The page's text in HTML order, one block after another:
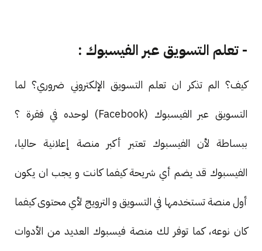
- تعلم التسويق عبر الفيسبوك :
كيف؟ الم تذكر ان تعلم التسويق الإلكتروني ضروري؟ لما
التسويق عبر الفيسبوك (Facebook) لوحده في فقرة ؟
ببساطة لأن الفيسبوك تعتبر أكبر منصة إعلانية حاليا،
الفيسبوك قد يضم أي شريحة كيفما كانت و يجب ان يكون
أول منصة تستخدمها في التسويق و الترويج لأي محتوى كيفما
كان نوعه، كما توفر لك منصة فيسبوك العديد من الأدوات